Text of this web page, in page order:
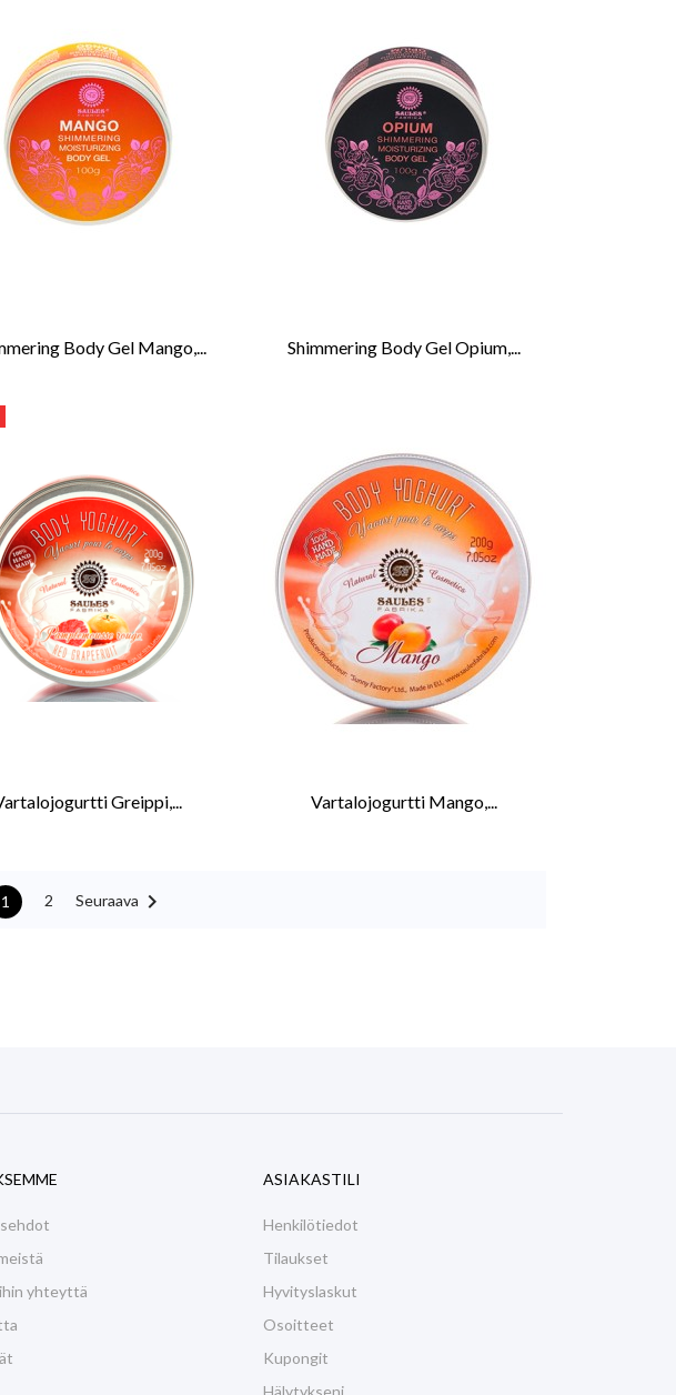
Body Gel Mango,... Shimmering Body Gel Opium,...
Greippi,... Vartalojogurtti Mango,...
1 2 Seuraava 
yhteyttä
ASIAKASTILI
Henkilötiedot
Tilaukset
Hyvityslaskut
Osoitteet
Kupongit